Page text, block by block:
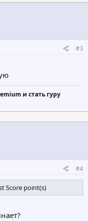
#3
и стать гуру
#4
Score point(s)